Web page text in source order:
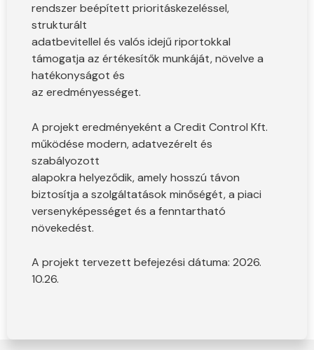
rendszer beépített prioritáskezeléssel,
strukturált
adatbevitellel és valós idejű riportokkal
támogatja az értékesítők munkáját, növelve a
hatékonyságot és
az eredményességet.
A projekt eredményeként a Credit Control Kft.
működése modern, adatvezérelt és
szabályozott
alapokra helyeződik, amely hosszú távon
biztosítja a szolgáltatások minőségét, a piaci
versenyképességet és a fenntartható
növekedést.
A projekt tervezett befejezési dátuma: 2026.
10.26.